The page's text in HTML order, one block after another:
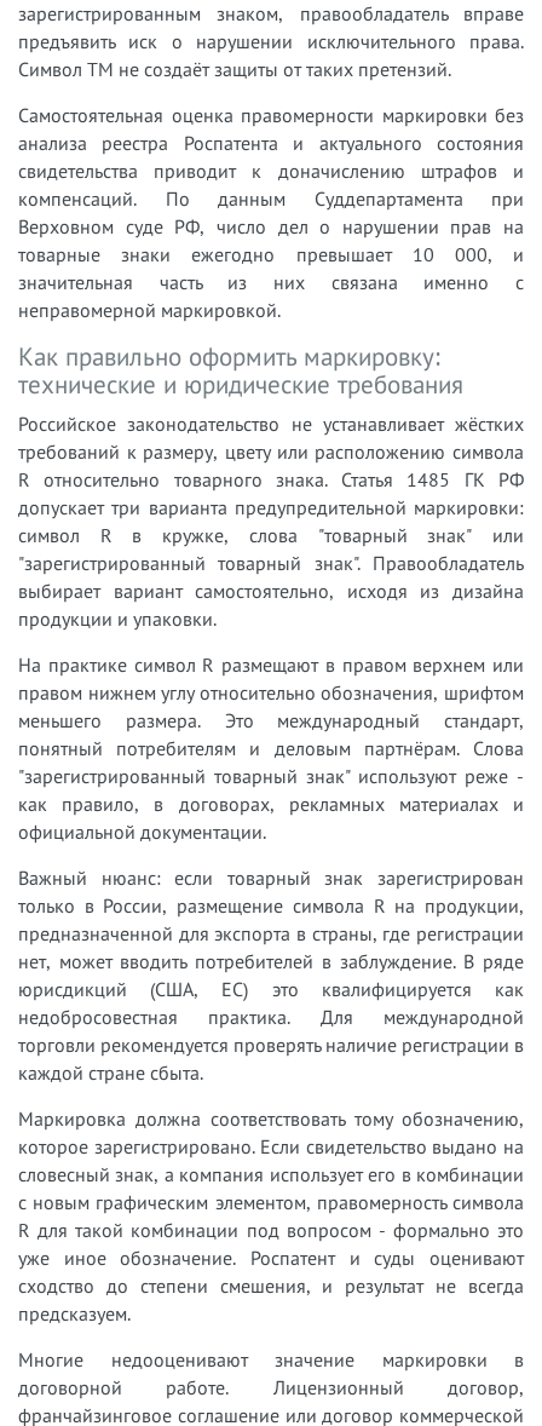
зарегистрированным знаком, правообладатель вправе
предъявить иск о нарушении исключительного права.
Символ TM не создаёт защиты от таких претензий.
Самостоятельная оценка правомерности маркировки без
анализа реестра Роспатента и актуального состояния
свидетельства приводит к доначислению штрафов и
компенсаций. По данным Суддепартамента при
Верховном суде РФ, число дел о нарушении прав на
товарные знаки ежегодно превышает 10 000, и
значительная часть из них связана именно с
неправомерной маркировкой.
Как правильно оформить маркировку:
технические и юридические требования
Российское законодательство не устанавливает жёстких
требований к размеру, цвету или расположению символа
R относительно товарного знака. Статья 1485 ГК РФ
допускает три варианта предупредительной маркировки:
символ R в кружке, слова "товарный знак" или
"зарегистрированный товарный знак". Правообладатель
выбирает вариант самостоятельно, исходя из дизайна
продукции и упаковки.
На практике символ R размещают в правом верхнем или
правом нижнем углу относительно обозначения, шрифтом
меньшего размера. Это международный стандарт,
понятный потребителям и деловым партнёрам. Слова
"зарегистрированный товарный знак" используют реже -
как правило, в договорах, рекламных материалах и
официальной документации.
Важный нюанс: если товарный знак зарегистрирован
только в России, размещение символа R на продукции,
предназначенной для экспорта в страны, где регистрации
нет, может вводить потребителей в заблуждение. В ряде
юрисдикций (США, ЕС) это квалифицируется как
недобросовестная практика. Для международной
торговли рекомендуется проверять наличие регистрации в
каждой стране сбыта.
Маркировка должна соответствовать тому обозначению,
которое зарегистрировано. Если свидетельство выдано на
словесный знак, а компания использует его в комбинации
с новым графическим элементом, правомерность символа
R для такой комбинации под вопросом - формально это
уже иное обозначение. Роспатент и суды оценивают
сходство до степени смешения, и результат не всегда
предсказуем.
Многие недооценивают значение маркировки в
договорной работе. Лицензионный договор,
франчайзинговое соглашение или договор коммерческой